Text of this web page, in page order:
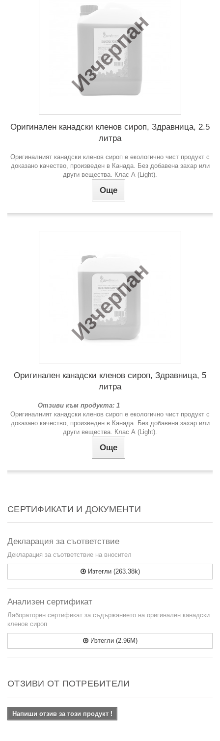
Изчерпан
Оригинален канадски кленов сироп, Здравница, 2.5
литра
Оригиналният канадски кленов сироп е екологично чист продукт с
доказано качество, произведен в Канада. Без добавена захар или
други вещества. Клас А (Light).
Още
Изчерпан
Оригинален канадски кленов сироп, Здравница, 5
литра
Отзиви към продукта: 1
Оригиналният канадски кленов сироп е екологично чист продукт с
доказано качество, произведен в Канада. Без добавена захар или
други вещества. Клас А (Light).
Още
СЕРТИФИКАТИ И ДОКУМЕНТИ
Декларация за съответствие
Декларация за съответствие на вносител
Изтегли (263.38k)
Анализен сертификат
Лабораторен сертификат за съдържанието на оригинален канадски
кленов сироп
Изтегли (2.96M)
ОТЗИВИ ОТ ПОТРЕБИТЕЛИ
Напиши отзив за този продукт !